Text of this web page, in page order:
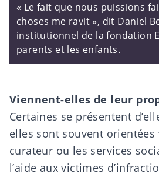
« Le fait que nous puissions
choses me ravit », dit Daniel
institutionnel de la fondation
parents et les enfants.
Viennent-elles de leur
Certaines se présentent
elles sont souvent
curateur ou les services
l’aide aux victimes